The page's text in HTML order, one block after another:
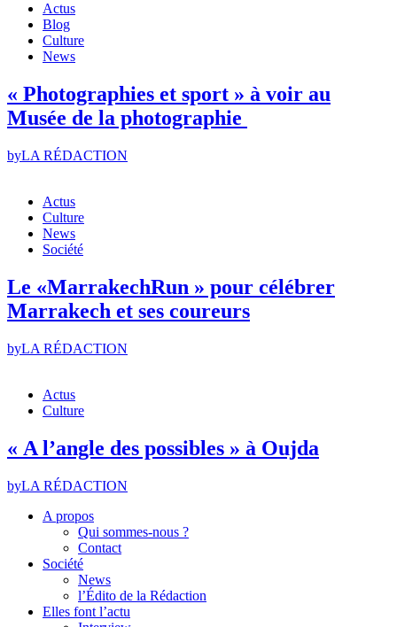
Actus
Blog
Culture
News
« Photographies et sport » à voir au
Musée de la photographie
byLA RÉDACTION
Actus
Culture
News
Société
Le «MarrakechRun » pour célébrer
Marrakech et ses coureurs
byLA RÉDACTION
Actus
Culture
« A l’angle des possibles » à Oujda
byLA RÉDACTION
A propos
Qui sommes-nous ?
Contact
Société
News
l’Édito de la Rédaction
Elles font l’actu